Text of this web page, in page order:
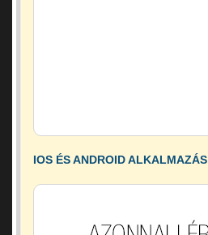
IOS ÉS ANDROID ALKALMAZÁS